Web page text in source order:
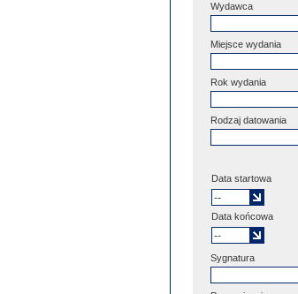
Wydawca
Miejsce wydania
Rok wydania
Rodzaj datowania
Data startowa
Data końcowa
Sygnatura